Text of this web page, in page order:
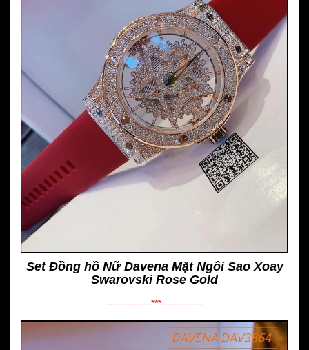
Set Đồng hồ Nữ Davena Mặt Ngôi Sao Xoay
Swarovski Rose Gold
-------------***------------